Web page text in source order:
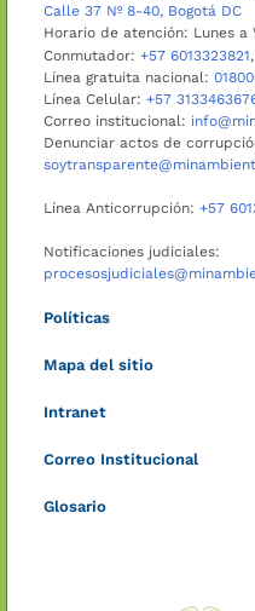
Calle 37 Nº 8-40, Bogotá DC
Horario de atención: Lunes
Conmutador: +57 6013323821
Línea gratuita nacional:
Línea Celular: +57
Correo institucional:
Denunciar actos de
Línea Anticorrupción: +57
Notificaciones judiciales:
Políticas
Mapa del sitio
Intranet
Correo Institucional
Glosario